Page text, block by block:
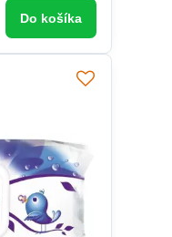
Do košíka